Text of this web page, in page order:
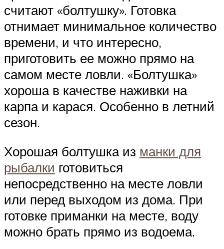
считают «болтушку». Готовка
отнимает минимальное количество
времени, и что интересно,
приготовить ее можно прямо на
самом месте ловли. «Болтушка»
хороша в качестве наживки на
карпа и карася. Особенно в летний
сезон.
Хорошая болтушка из манки для
рыбалки готовиться
непосредственно на месте ловли
или перед выходом из дома. При
готовке приманки на месте, воду
можно брать прямо из водоема.